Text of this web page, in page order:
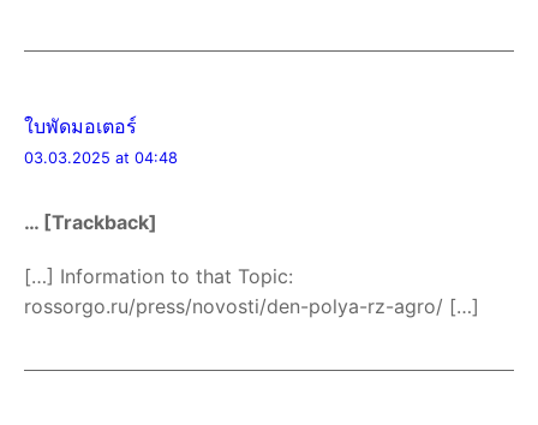
ใบพัดมอเตอร์
03.03.2025 at 04:48
… [Trackback]
[…] Information to that Topic:
rossorgo.ru/press/novosti/den-polya-rz-agro/ […]